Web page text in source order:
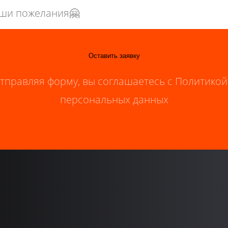
Оставить заявку
форму, вы соглашаетесь с
персональных данных